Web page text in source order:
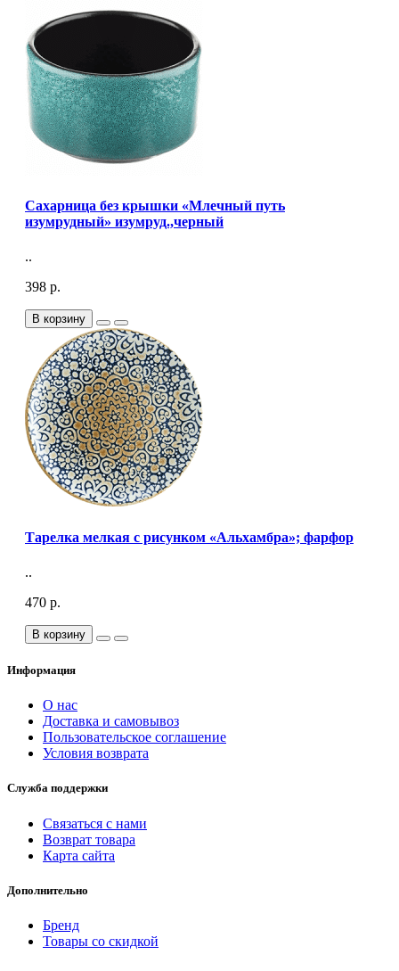
Сахарница без крышки «Млечный путь
изумрудный» изумруд.,черный
..
398 р.
В корзину
Тарелка мелкая с рисунком «Альхамбра»; фарфор
..
470 р.
В корзину
Информация
О нас
Доставка и самовывоз
Пользовательское соглашение
Условия возврата
Служба поддержки
Связаться с нами
Возврат товара
Карта сайта
Дополнительно
Бренд
Товары со скидкой